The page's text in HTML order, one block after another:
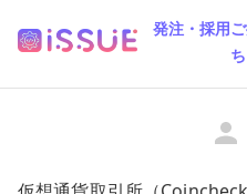
発注・採用